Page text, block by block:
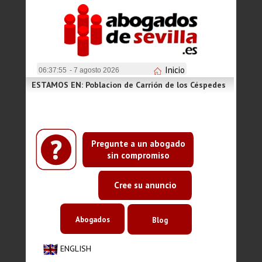
06:37:55 - 7 agosto 2026 Inicio
Pregunte a un abogado
sin compromiso
Cree su anuncio
ESTAMOS EN: Poblacion de Carrión de los Céspedes
ENGLISH
Abogados Blog